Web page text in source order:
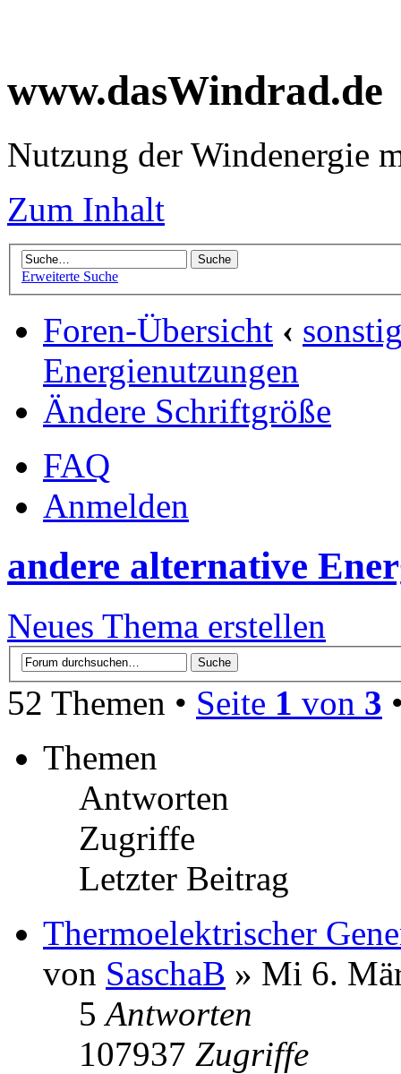
www.dasWindrad.de
Nutzung der Windenergie
Zum Inhalt
Erweiterte Suche
Foren-Übersicht ‹
Energienutzungen
Ändere Schriftgröße
FAQ
Anmelden
andere alternative
Neues Thema erstellen
52 Themen • Seite 1 von 3
Themen
Antworten
Zugriffe
Letzter Beitrag
Thermoelektrischer
von SaschaB » Mi 6.
5Antworten
107937 Zugriffe